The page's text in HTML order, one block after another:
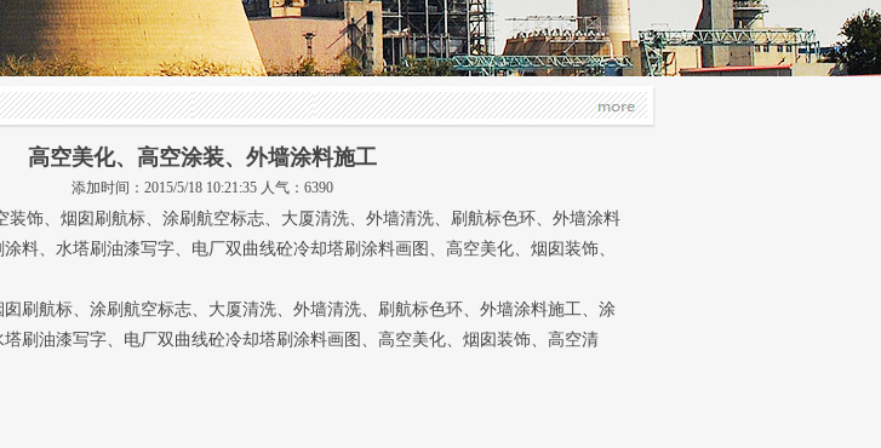
高空美化、高空涂装、外墙涂料施工
添加时间：2015/5/18 10:21:35 人气：6390
装饰、烟囱刷航标、涂刷航空标志、大厦清洗、外墙清洗、刷航标色环、外墙涂料
料、水塔刷油漆写字、电厂双曲线砼冷却塔刷涂料画图、高空美化、烟囱装饰、
刷航标、涂刷航空标志、大厦清洗、外墙清洗、刷航标色环、外墙涂料施工、涂
刷油漆写字、电厂双曲线砼冷却塔刷涂料画图、高空美化、烟囱装饰、高空清